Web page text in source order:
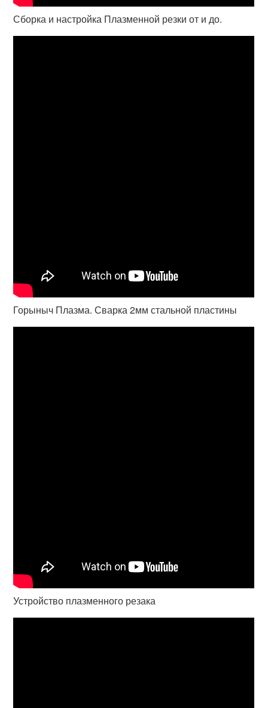
Сборка и настройка Плазменной резки от и до.
Горыныч Плазма. Сварка 2мм стальной пластины
Устройство плазменного резака